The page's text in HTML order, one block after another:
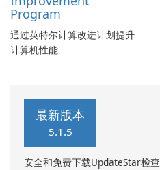
Program
通过英特尔计算改进计划提升
计算机性能
最新版本
5.1.5
安全和免费下载UpdateStar检查